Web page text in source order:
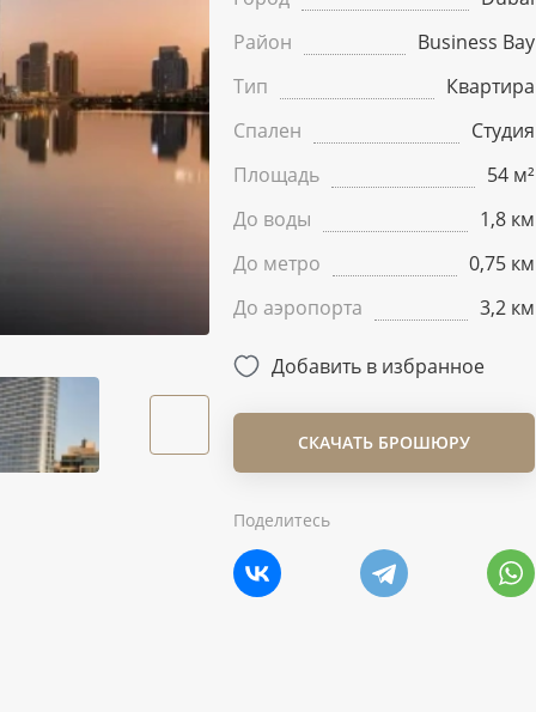
Район
Business Bay
Тип
Квартира
Спален
Студия
Площадь
54 м²
До воды
1,8 км
До метро
0,75 км
До аэропорта
3,2 км
Добавить в избранное
СКАЧАТЬ БРОШЮРУ
Поделитесь